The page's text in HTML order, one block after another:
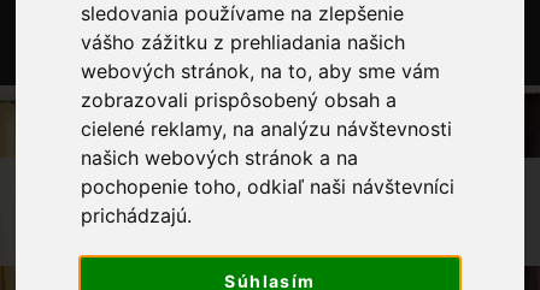
sledovania používame na zlepšenie
vášho zážitku z prehliadania našich
webových stránok, na to, aby sme vám
zobrazovali prispôsobený obsah a
cielené reklamy, na analýzu návštevnosti
našich webových stránok a na
pochopenie toho, odkiaľ naši návštevníci
prichádzajú.
Súhlasím
0
OBCHOD GALANTÉRIA
NITE
POLYESTEROVÁ NIŤ GUTERMAN JEANS